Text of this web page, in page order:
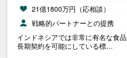
21億1800万円（応相談）
戦略的パートナーとの提携
インドネシアでは非常に有名な食
長期契約を可能にしている標…